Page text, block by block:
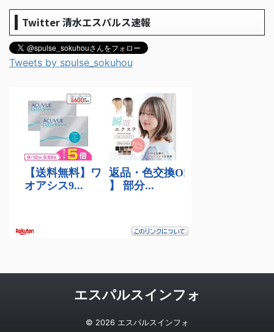
Twitter 清水エスパルス速報
Tweets by spulse_sokuhou
エスパルスインフォ
© 2026 エスパルスインフォ